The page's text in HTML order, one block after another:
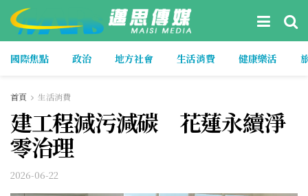
國際焦點 政治 地方社會 生活消費 健康樂活
首頁 生活消費
建工程減污減碳 花蓮永續淨
零治理
2026-06-22